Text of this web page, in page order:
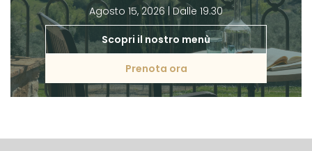
Agosto 15, 2026 | Dalle 19.30
Scopri il nostro menù
Prenota ora